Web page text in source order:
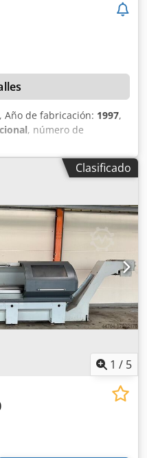
, Año de fabricación: 1997,
, número de
central:
(máx.):3,000 rpm,
TÉCNICOS Diámetro
Rx A Sjpfx Aggoa
del husillo: 4 - 3.000 rpm
de control: Teach-in
digital (Weiler)
CE
Clasificado
1 / 5